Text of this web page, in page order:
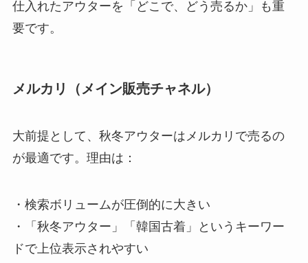
仕入れたアウターを「どこで、どう売るか」も重
要です。
メルカリ（メイン販売チャネル）
大前提として、秋冬アウターはメルカリで売るの
が最適です。理由は：
・検索ボリュームが圧倒的に大きい
・「秋冬アウター」「韓国古着」というキーワー
ドで上位表示されやすい